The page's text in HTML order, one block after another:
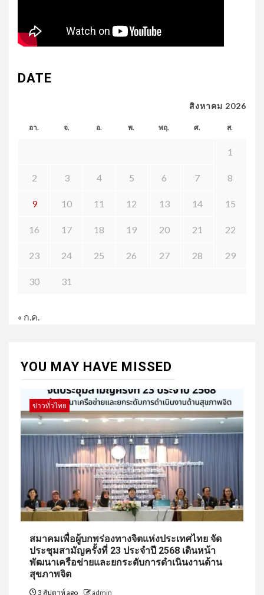
DATE
สิงหาคม 2026
อา. จ. อ. พ. พฤ. ศ. ส.
1
2 3 4 5 6 7 8
9 10 11 12 13 14 15
16 17 18 19 20 21 22
23 24 25 26 27 28 29
30 31
« ก.ค.
YOU MAY HAVE MISSED
ข่าวทั่วไทย
สมาคมเพื่อผู้บกพร่องทางจิตแห่งประเทศไทย จัด
ประชุมสามัญครั้งที่ 23 ประจำปี 2568 เดินหน้า
พัฒนาเครือข่ายและยกระดับการดำเนินงานด้าน
สุขภาพจิต
3 สัปดาห์ ago admin